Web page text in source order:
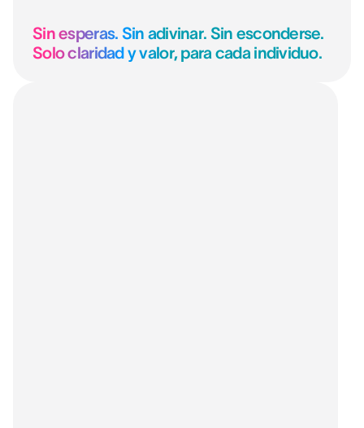
Sin esperas. Sin adivinar. Sin esconderse.
Solo claridad y valor, para cada individuo.